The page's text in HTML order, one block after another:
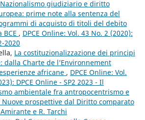
Nazionalismo giudiziario e diritto
prime note alla sentenza del
di acquisto di titoli del debito
, DPCE Online: Vol. 43 No. 2 (2020):
2020
La costituzionalizzazione dei principi
dalla Charte de l’Environnement
africane , DPCE Online: Vol.
DPCE Online - SP2 2023 - Il
ambientale fra antropocentrismo e
prospettive dal Diritto comparato
e R. Tarchi